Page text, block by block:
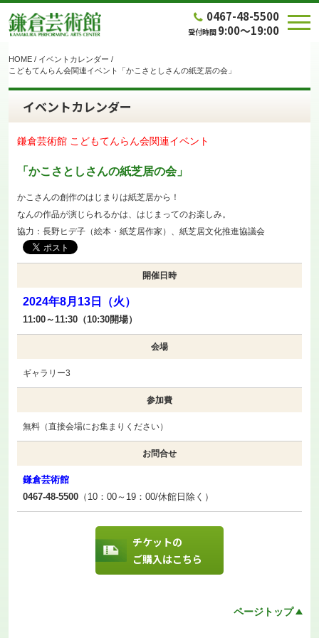
0467-48-5500
受付時間 9:00～19:00
HOME / イベントカレンダー /
こどもてんらん会関連イベント「かこさとしさんの紙芝居の会」
チケットの
ご購入はこちら
イベントカレンダー
鎌倉芸術館 こどもてんらん会関連イベント
「かこさとしさんの紙芝居の会」
かこさんの創作のはじまりは紙芝居から！
なんの作品が演じられるかは、はじまってのお楽しみ。
協力：長野ヒデ子（絵本・紙芝居作家）、紙芝居文化推進協議会
開催日時
2024年8月13日（火）
11:00～11:30（10:30開場）
会場
ギャラリー3
参加費
無料（直接会場にお集まりください）
お問合せ
鎌倉芸術館
0467-48-5500 （10：00～19：00/休館日除く）
ページトップ